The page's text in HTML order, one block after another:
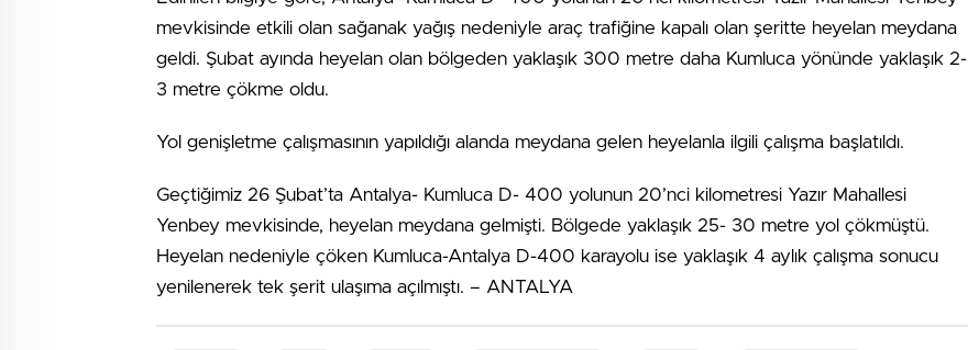
mevkisinde etkili olan sağanak yağış nedeniyle araç trafiğine kapalı olan şeritte heyelan meydana
geldi. Şubat ayında heyelan olan bölgeden yaklaşık 300 metre daha Kumluca yönünde yaklaşık 2-
3 metre çökme oldu.
Yol genişletme çalışmasının yapıldığı alanda meydana gelen heyelanla ilgili çalışma başlatıldı.
Geçtiğimiz 26 Şubat’ta Antalya- Kumluca D- 400 yolunun 20’nci kilometresi Yazır Mahallesi
Yenbey mevkisinde, heyelan meydana gelmişti. Bölgede yaklaşık 25- 30 metre yol çökmüştü.
Heyelan nedeniyle çöken Kumluca-Antalya D-400 karayolu ise yaklaşık 4 aylık çalışma sonucu
yenilenerek tek şerit ulaşıma açılmıştı. – ANTALYA